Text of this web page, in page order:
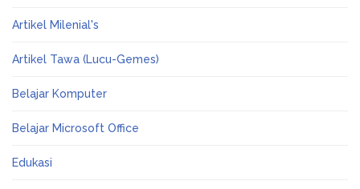
Artikel Milenial's
Artikel Tawa (Lucu-Gemes)
Belajar Komputer
Belajar Microsoft Office
Edukasi